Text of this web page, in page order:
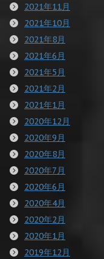
2021年11月
2021年10月
2021年8月
2021年6月
2021年5月
2021年2月
2021年1月
2020年12月
2020年9月
2020年8月
2020年7月
2020年6月
2020年4月
2020年2月
2020年1月
2019年12月